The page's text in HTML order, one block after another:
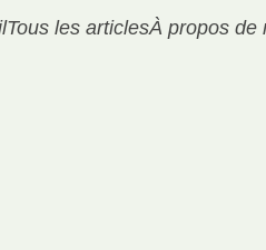
Tous les articlesÀ propos de